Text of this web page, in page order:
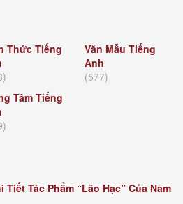
Thức Tiếng
Tâm Tiếng
Văn Mẫu Tiếng
Anh
(577)
Tiết Tác Phẩm “Lão Hạc” Của Nam